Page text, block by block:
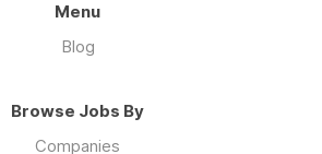
Menu
Blog
Browse Jobs By
Companies